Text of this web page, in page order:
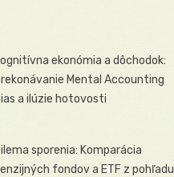
ekonómia a dôchodok:
Mental Accounting
a ilúzie hotovosti
sporenia: Komparácia
fondov a ETF z pohľadu